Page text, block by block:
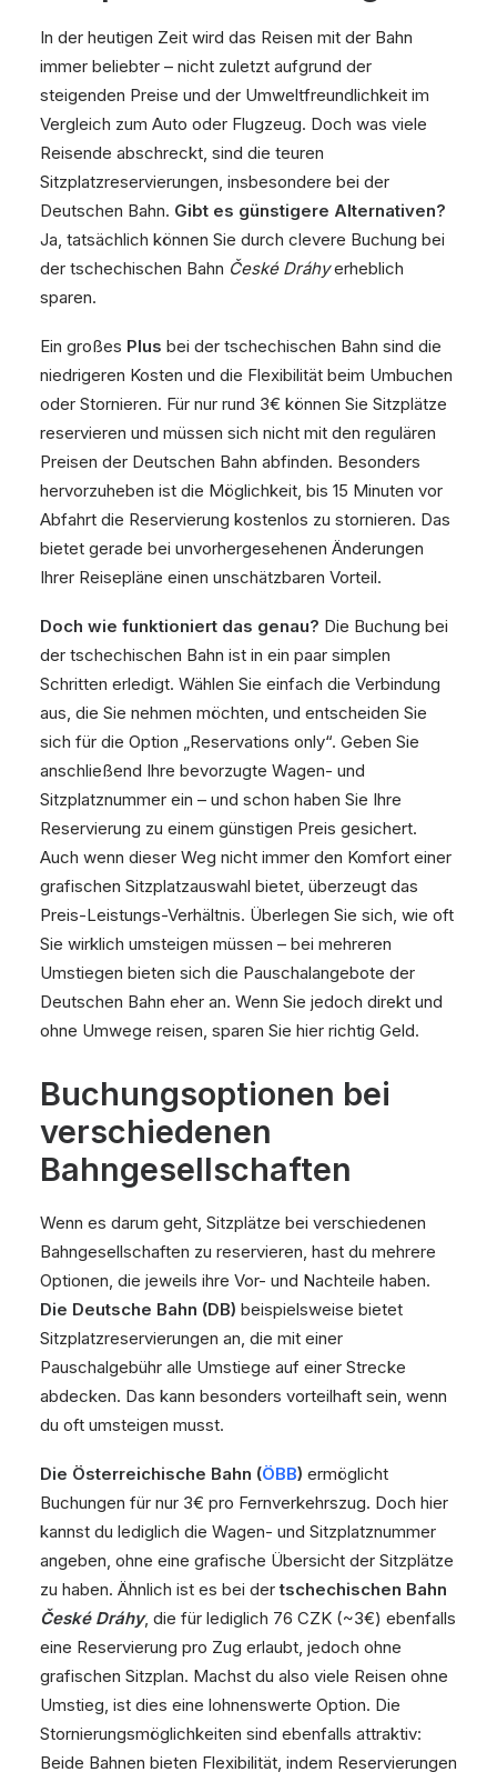
In der heutigen Zeit wird das Reisen mit der Bahn
immer beliebter – nicht zuletzt aufgrund der
steigenden Preise und der Umweltfreundlichkeit im
Vergleich zum Auto oder Flugzeug. Doch was viele
Reisende abschreckt, sind die teuren
Sitzplatzreservierungen, insbesondere bei der
Deutschen Bahn. Gibt es günstigere Alternativen?
Ja, tatsächlich können Sie durch clevere Buchung bei
der tschechischen Bahn České Dráhyerheblich
sparen.
Ein großes Plus bei der tschechischen Bahn sind die
niedrigeren Kosten und die Flexibilität beim Umbuchen
oder Stornieren. Für nur rund 3€ können Sie Sitzplätze
reservieren und müssen sich nicht mit den regulären
Preisen der Deutschen Bahn abfinden. Besonders
hervorzuheben ist die Möglichkeit, bis 15 Minuten vor
Abfahrt die Reservierung kostenlos zu stornieren. Das
bietet gerade bei unvorhergesehenen Änderungen
Ihrer Reisepläne einen unschätzbaren Vorteil.
Doch wie funktioniert das genau? Die Buchung bei
der tschechischen Bahn ist in ein paar simplen
Schritten erledigt. Wählen Sie einfach die Verbindung
aus, die Sie nehmen möchten, und entscheiden Sie
sich für die Option „Reservations only“. Geben Sie
anschließend Ihre bevorzugte Wagen- und
Sitzplatznummer ein – und schon haben Sie Ihre
Reservierung zu einem günstigen Preis gesichert.
Auch wenn dieser Weg nicht immer den Komfort einer
grafischen Sitzplatzauswahl bietet, überzeugt das
Preis-Leistungs-Verhältnis. Überlegen Sie sich, wie oft
Sie wirklich umsteigen müssen – bei mehreren
Umstiegen bieten sich die Pauschalangebote der
Deutschen Bahn eher an. Wenn Sie jedoch direkt und
ohne Umwege reisen, sparen Sie hier richtig Geld.
Buchungsoptionen bei
verschiedenen
Bahngesellschaften
Wenn es darum geht, Sitzplätze bei verschiedenen
Bahngesellschaften zu reservieren, hast du mehrere
Optionen, die jeweils ihre Vor- und Nachteile haben.
Die Deutsche Bahn (DB) beispielsweise bietet
Sitzplatzreservierungen an, die mit einer
Pauschalgebühr alle Umstiege auf einer Strecke
abdecken. Das kann besonders vorteilhaft sein, wenn
du oft umsteigen musst.
Die Österreichische Bahn (ÖBB) ermöglicht
Buchungen für nur 3€ pro Fernverkehrszug. Doch hier
kannst du lediglich die Wagen- und Sitzplatznummer
angeben, ohne eine grafische Übersicht der Sitzplätze
zu haben. Ähnlich ist es bei dertschechischen Bahn
České Dráhy, die für lediglich 76 CZK (~3€) ebenfalls
eine Reservierung pro Zug erlaubt, jedoch ohne
grafischen Sitzplan. Machst du also viele Reisen ohne
Umstieg, ist dies eine lohnenswerte Option. Die
Stornierungsmöglichkeiten sind ebenfalls attraktiv:
Beide Bahnen bieten Flexibilität, indem Reservierungen